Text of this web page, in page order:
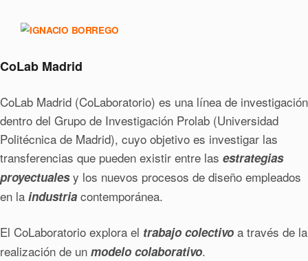
CoLab Madrid
CoLab Madrid (CoLaboratorio) es una línea de investigación
dentro del Grupo de Investigación Prolab (Universidad
Politécnica de Madrid), cuyo objetivo es investigar las
transferencias que pueden existir entre las estrategias
proyectualesy los nuevos procesos de diseño empleados
en la industria contemporánea.
El CoLaboratorio explora el trabajo colectivo a través de la
realización de un modelo colaborativo.